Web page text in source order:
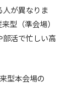
が異なりま
型（準会場）
部活で忙しい高
型本会場の